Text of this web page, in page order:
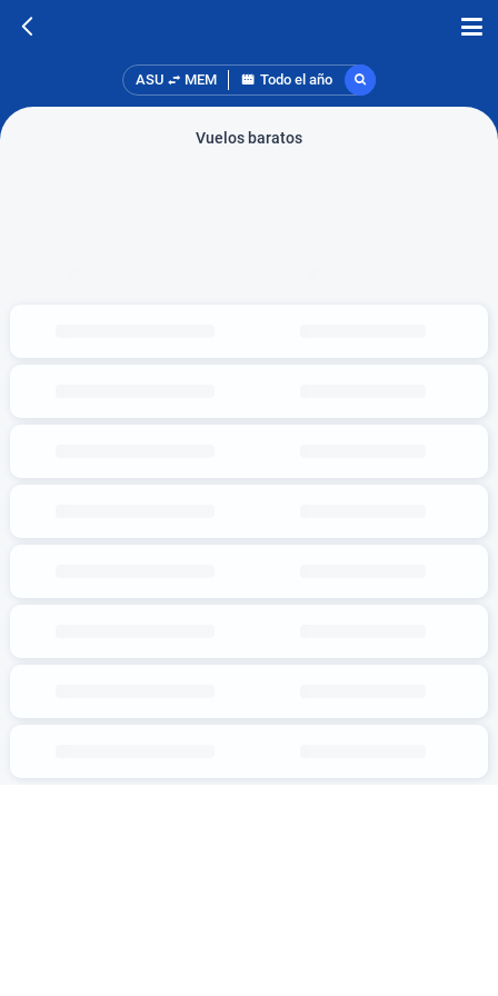
ASU MEM Todo el año
Vuelos baratos